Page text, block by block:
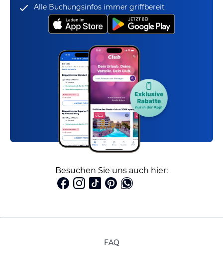
Alle Buchungsinfos immer griffbereit
Besuchen Sie uns auch hier:
FAQ